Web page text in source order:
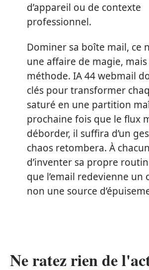
d’appareil ou de contexte
professionnel.
Dominer sa boîte mail, ce
une affaire de magie, mais
méthode. IA 44 webmail
clés pour transformer
saturé en une partition
prochaine fois que le flux
déborder, il suffira d’un
chaos retombera. À chacun
d’inventer sa propre
que l’email redevienne un
non une source
Ne ratez rien de